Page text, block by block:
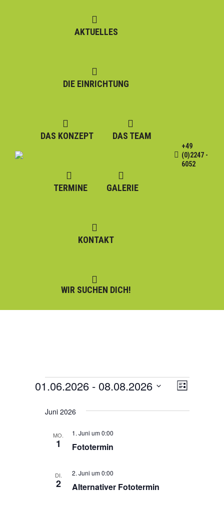
AKTUELLES
DIE EINRICHTUNG
DAS KONZEPT DAS TEAM
TERMINE GALERIE
KONTAKT
WIR SUCHEN DICH!
+49
(0)2247 -
6052
Veranstaltungen Liste
01.06.2026 - 08.08.2026
wählen.
Juni 2026
MO.
1 Fototermin
1. Juni um 0:00
DI.
2 Alternativer Fototermin
2. Juni um 0:00